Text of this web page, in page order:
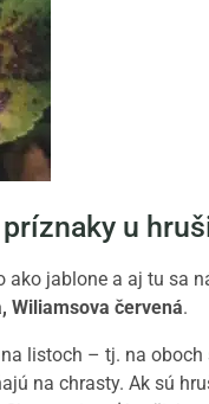
u
jablone a aj tu sa
Wiliamsova červená.
listoch – tj. na
na chrasty. Ak sú